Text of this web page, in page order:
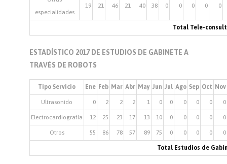
especialidades
19 21 46 21 40 38 0 0 0 0 0
Total Tele-
ESTADÍSTICO 2017 DE ESTUDIOS DE GABINETE A
TRAVÉS DE ROBOTS
Tipo Servicio Ene Feb Mar Abr May Jun Jul Ago Sep Oct Nov
Ultrasonido 0 2 2 2 1 0 0 0 0 0 0
Electrocardiografía 12 25 23 17 13 10 0 0 0 0 0
Otros 55 86 78 57 89 75 0 0 0 0 0
Total Estudios de